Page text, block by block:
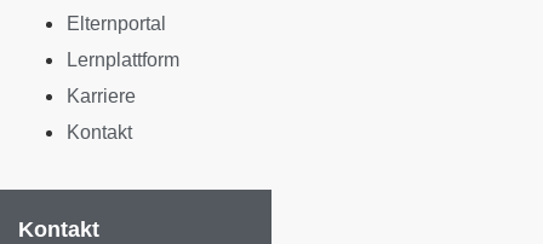
Elternportal
Lernplattform
Karriere
Kontakt
Kontakt